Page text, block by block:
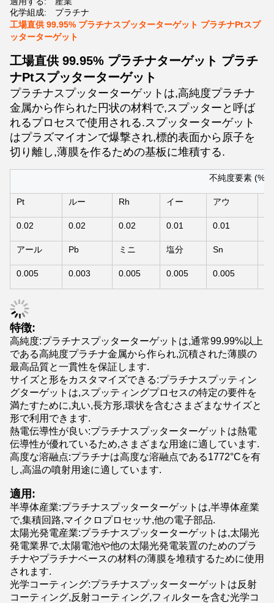
化学組成:
プラチナ
工場直供 99.95% プラチナスプッターターゲット プラチナPtスプ
ッターターゲット
工場直供 99.95% プラチナターゲット プラチ
ナPtスプッターターゲット
プラチナスプッターターゲットは,高純度プラチナ
金属から作られた円状の材料で,スプッターと呼ば
れるプロセスで使用される.スプッターターゲット
はプラズマイオンで爆撃され,標的表面から原子を
切り離し,薄膜を作るための基板に堆積する.
不純度要素 (%)
Pt ルー Rh イー アウ
0.02 0.02 0.02 0.01 0.01
アール Pb ミニ 塩分 Sn
0.005 0.003 0.005 0.005 0.005
特徴:
高純度:プラチナスプッターターゲットは,通常99.99%以上
である高純度プラチナ金属から作られ,沉積された薄膜の
最高品質と一貫性を保証します.
サイズと形をカスタマイズできる:プラチナスプッティン
グターゲットは,スプッティングプロセスの特定の要件を
満たすために,丸い,長方形,環状を含むさまざまなサイズと
形で利用できます.
熱電伝導性が良い:プラチナスプッターターゲットは熱電
伝導性が優れているため,さまざまな用途に適しています.
高度な溶融点:プラチナは高度な溶融点である1772°Cを有
し,高温の噴射用途に適しています.
適用:
半導体産業:プラチナスプッターターゲットは,半導体産業
で,集積回路,マイクロプロセッサ,他の電子部品.
太陽光発電産業:プラチナスプッターターゲットは,太陽光
発電業界で,太陽電池や他の太陽光発電装置のためのプラ
チナやプラチナベースの材料の薄膜を堆積するために使用
されます.
光学コーティング:プラチナスプッターターゲットは反射
コーティング,反射コーティング,フィルターを含む光学コ